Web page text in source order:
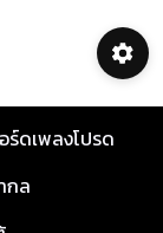
ร์ดเพลงโปรด
กล